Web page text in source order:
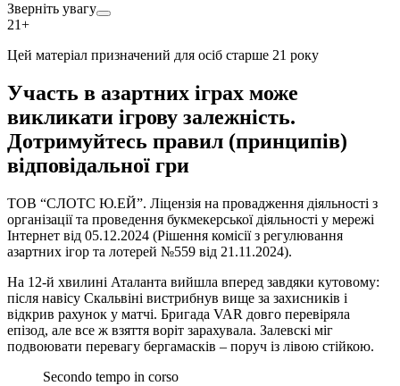
Зверніть увагу
21+
Цей матеріал призначений для осіб старше 21 року
Участь в азартних іграх може
викликати ігрову залежність.
Дотримуйтесь правил (принципів)
відповідальної гри
ТОВ “СЛОТС Ю.ЕЙ”. Ліцензія на провадження діяльності з
організації та проведення букмекерської діяльності у мережі
Інтернет від 05.12.2024 (Рішення комісії з регулювання
азартних ігор та лотерей №559 від 21.11.2024).
На 12-й хвилині Аталанта вийшла вперед завдяки кутовому:
після навісу Скальвіні вистрибнув вище за захисників і
відкрив рахунок у матчі. Бригада VAR довго перевіряла
епізод, але все ж взяття воріт зарахувала. Залевскі міг
подвоювати перевагу бергамасків – поруч із лівою стійкою.
Secondo tempo in corso